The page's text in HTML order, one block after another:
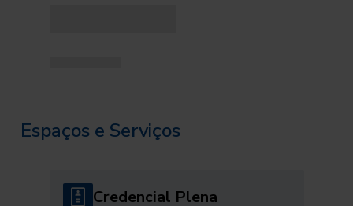
Espaços e Serviços
Credencial Plena